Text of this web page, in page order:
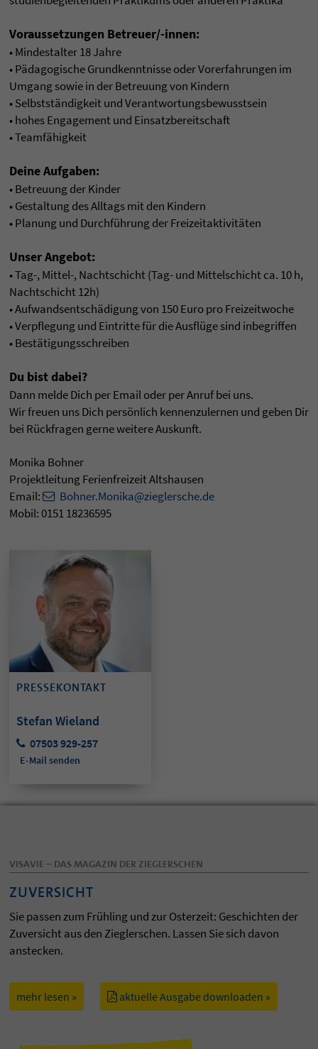
Voraussetzungen Betreuer/-innen:
• Mindestalter 18 Jahre
• Pädagogische Grundkenntnisse oder Vorerfahrungen im
Umgang sowie in der Betreuung von Kindern
• Selbstständigkeit und Verantwortungsbewusstsein
• hohes Engagement und Einsatzbereitschaft
• Teamfähigkeit
Deine Aufgaben:
• Betreuung der Kinder
• Gestaltung des Alltags mit den Kindern
• Planung und Durchführung der Freizeitaktivitäten
Unser Angebot:
• Tag-, Mittel-, Nachtschicht (Tag- und Mittelschicht ca. 10 h,
Nachtschicht 12h)
• Aufwandsentschädigung von 150 Euro pro Freizeitwoche
• Verpflegung und Eintritte für die Ausflüge sind inbegriffen
• Bestätigungsschreiben
Du bist dabei?
Dann melde Dich per Email oder per Anruf bei uns.
Wir freuen uns Dich persönlich kennenzulernen und geben Dir
bei Rückfragen gerne weitere Auskunft.
Monika Bohner
Projektleitung Ferienfreizeit Altshausen
Email:
Bohner.Monika@zieglersche.de
Mobil: 0151 18236595
PRESSEKONTAKT
Stefan Wieland
07503 929-257
E-Mail senden
VISAVIE – DAS MAGAZIN DER ZIEGLERSCHEN
ZUVERSICHT
Sie passen zum Frühling und zur Osterzeit: Geschichten der
Zuversicht aus den Zieglerschen. Lassen Sie sich davon
anstecken.
mehr lesen » aktuelle Ausgabe downloaden »